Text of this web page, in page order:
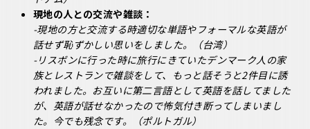
現地の人との交流や雑談：
-現地の方と交流する時適切な単語やフォーマルな英語が
話せず恥ずかしい思いをしました。（台湾）
-リスボンに行った時に旅行にきていたデンマーク人の家
族とレストランで雑談をして、もっと話そうと2件目に誘
われました。お互いに第二言語として英語を話してました
が、英語が話せなかったので怖気付き断ってしまいまし
た。今でも残念です。（ポルトガル）